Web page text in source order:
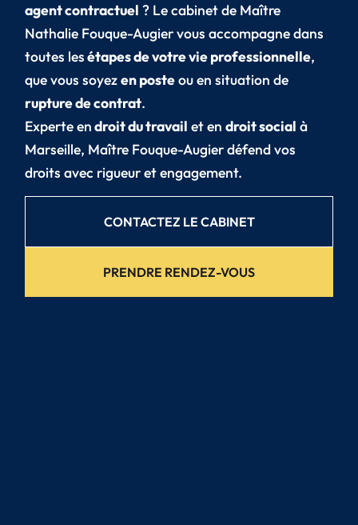
agent contractuel ? Le cabinet de Maître
Nathalie Fouque-Augier vous accompagne dans
toutes lesétapes de votre vie professionnelle,
que vous soyezen posteou en situation de
rupture de contrat.
Experte endroit du travail et endroit social à
Marseille, Maître Fouque-Augier défend vos
droits avec rigueur et engagement.
CONTACTEZ LE CABINET
PRENDRE RENDEZ-VOUS